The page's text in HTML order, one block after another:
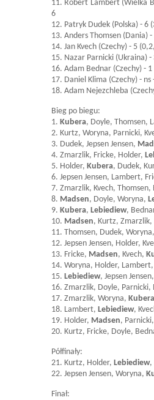
11. Robert Lambert (Wielka
6
12. Patryk Dudek (Polska) - 6
13. Anders Thomsen (Dania)
14. Jan Kvech (Czechy) - 5
15. Nazar Parnicki (Ukraina)
16. Adam Bednar (Czechy) -
17. Daniel Klima (Czechy) - ns
18. Adam Nejezchleba
Bieg po biegu:
1. Kubera, Doyle, Thomsen,
2. Kurtz, Woryna, Parnicki,
3. Dudek, Jepsen Jensen,
4. Zmarzlik, Fricke, Holder,
5. Holder, Kubera, Dudek,
6. Jepsen Jensen, Lambert,
7. Zmarzlik, Kvech, Thomsen,
8. Madsen, Doyle, Woryna,
9. Kubera, Lebiediew,
10. Madsen, Kurtz,
11. Thomsen, Dudek,
12. Jepsen Jensen, Holder,
13. Fricke, Madsen, Kvech,
14. Woryna, Holder,
15. Lebiediew, Jepsen
16. Zmarzlik, Doyle, Parnicki,
17. Zmarzlik, Woryna, Kubera
18. Lambert, Lebiediew,
19. Holder, Madsen,
20. Kurtz, Fricke, Doyle,
Półfinały:
21. Kurtz, Holder, Lebiediew,
22. Jepsen Jensen, Woryna,
Finał: